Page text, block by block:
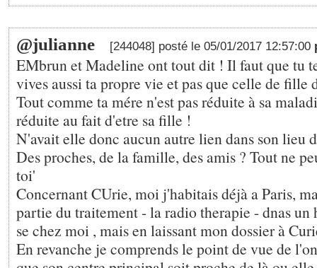
@julianne [244048] posté le 05/01/2017 12:57:00
EMbrun et Madeline ont tout dit ! Il faut que tu
vives aussi ta propre vie et pas que celle de fille
Tout comme ta mére n'est pas réduite à sa
réduite au fait d'etre sa fille !
N'avait elle donc aucun autre lien dans son lieu
Des proches, de la famille, des amis ? Tout ne
toi'
Concernant CUrie, moi j'habitais déjà a Paris,
partie du traitement - la radio therapie - dnas
se chez moi , mais en laissant mon dossier à
En revanche je comprends le point de vue de